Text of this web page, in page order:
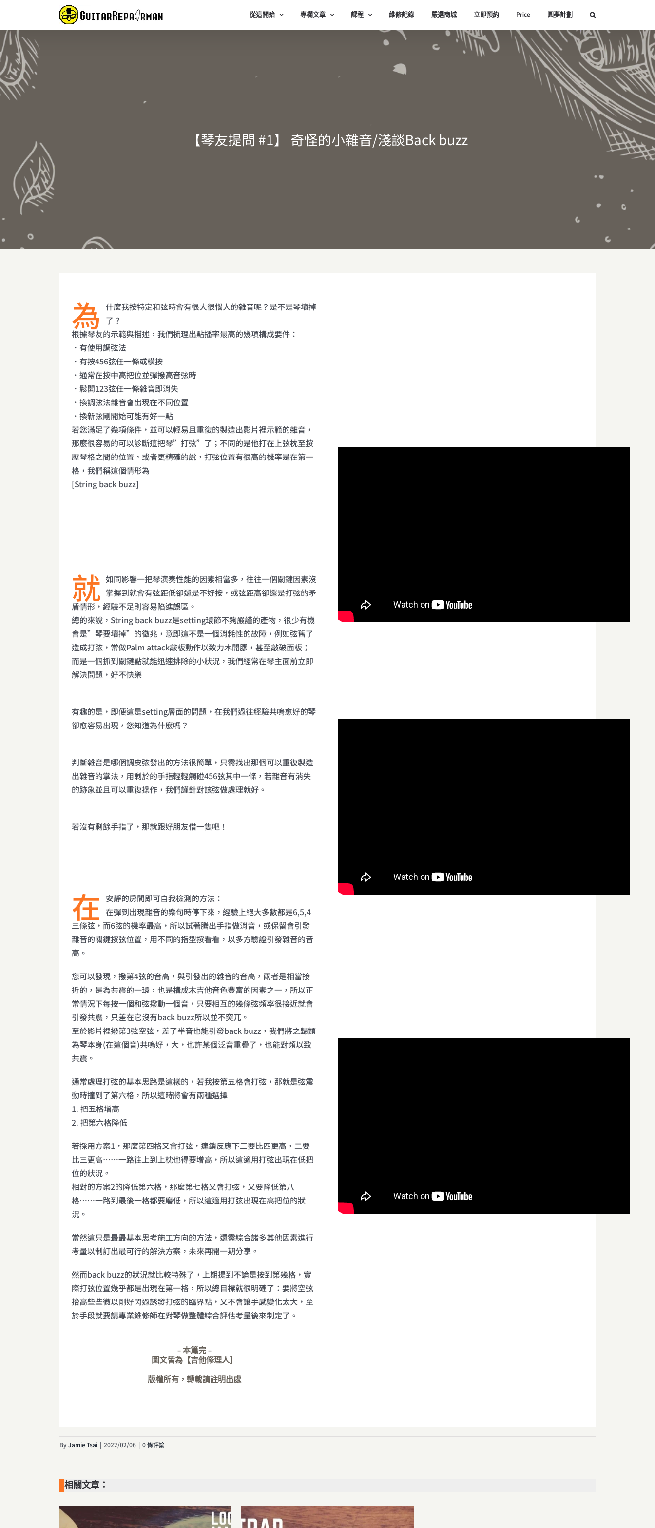
content
從這開始 專欄文章 課程 維修記錄 嚴選商城 立即預約 Price 圓夢計劃
【琴友提問 #1】 奇怪的小雜音/淺談Back buzz
為 什麼我按特定和弦時會有很大很惱人的雜音呢？是不是琴壞掉
了？
根據琴友的示範與描述，我們梳理出點播率最高的幾項構成要件：
．有使用調弦法
．有按456弦任一條或橫按
．通常在按中高把位並彈撥高音弦時
．鬆開123弦任一條雜音即消失
．換調弦法雜音會出現在不同位置
．換新弦剛開始可能有好一點
若您滿足了幾項條件，並可以輕易且重復的製造出影片裡示範的雜音，
那麼很容易的可以診斷這把琴”打弦”了；不同的是他打在上弦枕至按
壓琴格之間的位置，或者更精確的說，打弦位置有很高的機率是在第一
格，我們稱這個情形為
[String back buzz]
就 如同影響一把琴演奏性能的因素相當多，往往一個關鍵因素沒
掌握到就會有弦距低卻還是不好按，或弦距高卻還是打弦的矛
盾情形，經驗不足則容易陷進誤區。
總的來說，String back buzz是setting環節不夠嚴謹的產物，很少有機
會是”琴要壞掉”的徵兆，意即這不是一個消耗性的故障，例如弦舊了
造成打弦，常做Palm attack敲板動作以致力木開膠，甚至敲破面板；
而是一個抓到關鍵點就能迅速排除的小狀況，我們經常在琴主面前立即
解決問題，好不快樂
有趣的是，即便這是setting層面的問題，在我們過往經驗共嗚愈好的琴
卻愈容易出現，您知道為什麼嗎？
判斷雜音是哪個調皮弦發出的方法很簡單，只需找出那個可以重復製造
出雜音的掌法，用剩於的手指輕輕觸碰456弦其中一條，若雜音有消失
的跡象並且可以重復操作，我們謹針對該弦做處理就好。
若沒有剩餘手指了，那就跟好朋友借一隻吧！
在 安靜的房間即可自我檢測的方法：
在彈到出現雜音的樂句時停下來，經驗上絕大多數都是6,5,4
三條弦，而6弦的機率最高，所以試著騰出手指做消音，或保留會引發
雜音的關鍵按弦位置，用不同的指型按看看，以多方驗證引發雜音的音
高。
您可以發現，撥第4弦的音高，與引發出的雜音的音高，兩者是相當接
近的，是為共震的一環，也是構成木吉他音色豐富的因素之一，所以正
常情況下每按一個和弦撥動一個音，只要相互的幾條弦頻率很接近就會
引發共震，只差在它沒有back buzz所以並不突兀。
至於影片裡撥第3弦空弦，差了半音也能引發back buzz，我們將之歸類
為琴本身(在這個音)共嗚好，大，也許某個泛音重疊了，也能對頻以致
共震。
通常處理打弦的基本思路是這樣的，若我按第五格會打弦，那就是弦震
動時撞到了第六格，所以這時將會有兩種選擇
1. 把五格增高
2. 把第六格降低
若採用方案1，那麼第四格又會打弦，連鎖反應下三要比四更高，二要
比三更高……一路往上到上枕也得要增高，所以這適用打弦出現在低把
位的狀況。
相對的方案2的降低第六格，那麼第七格又會打弦，又要降低第八
格……一路到最後一格都要磨低，所以這適用打弦出現在高把位的狀
況。
當然這只是最最基本思考施工方向的方法，還需綜合諸多其他因素進行
考量以制訂出最可行的解決方案，未來再開一期分享。
然而back buzz的狀況就比較特殊了，上期提到不論是按到第幾格，實
際打弦位置幾乎都是出現在第一格，所以總目標就很明確了：要將空弦
抬高些些微以剛好閃過誘發打弦的臨界點，又不會讓手感變化太大，至
於手段就要請專業維修師在對琴做整體綜合評估考量後來制定了。
– 本篇完 –
圖文皆為【吉他修理人】
版權所有，轉載請註明出處
ByJamie Tsai | 2022/02/06 | 0 條評論
相關文章：